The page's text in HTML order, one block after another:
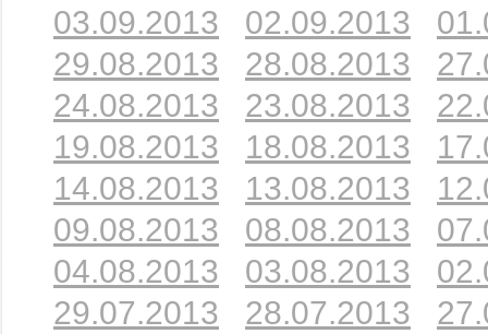
03.09.2013
02.09.2013
29.08.2013
28.08.2013
24.08.2013
23.08.2013
19.08.2013
18.08.2013
14.08.2013
13.08.2013
09.08.2013
08.08.2013
04.08.2013
03.08.2013
29.07.2013
28.07.2013